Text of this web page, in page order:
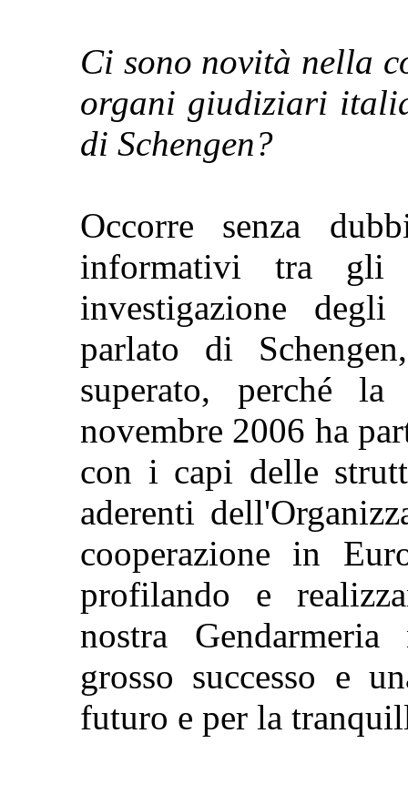
Ci sono novità nella
organi giudiziari
di Schengen?
Occorre senza
informativi tra
investigazione
parlato di
superato, perché la
novembre 2006 ha
con i capi delle
aderenti
cooperazione in
profilando e
nostra
grosso successo e
futuro e per la